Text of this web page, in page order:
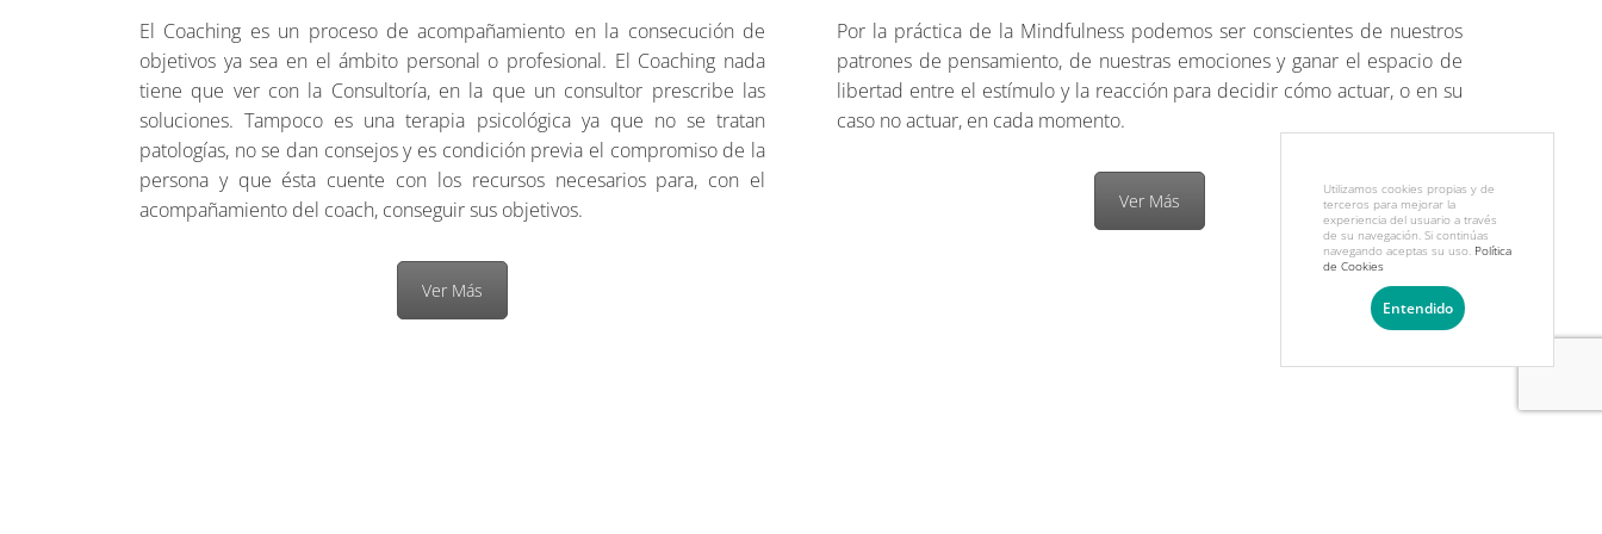
El Coaching es un proceso de acompañamiento en la consecución de
objetivos ya sea en el ámbito personal o profesional. El Coaching nada
tiene que ver con la Consultoría, en la que un consultor prescribe las
soluciones. Tampoco es una terapia psicológica ya que no se tratan
patologías, no se dan consejos y es condición previa el compromiso de la
persona y que ésta cuente con los recursos necesarios para, con el
acompañamiento del coach, conseguir sus objetivos.
Ver Más
Por la práctica de la Mindfulness podemos ser conscientes de nuestros
patrones de pensamiento, de nuestras emociones y ganar el espacio de
libertad entre el estímulo y la reacción para decidir cómo actuar, o en su
caso no actuar, en cada momento.
Ver Más
Utilizamos cookies propias y de
terceros para mejorar la
experiencia del usuario a través
de su navegación. Si continúas
navegando aceptas su uso. Política
de Cookies
Entendido